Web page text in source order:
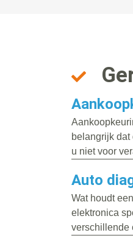
belangrijk
u niet voor
Auto
Wat houdt
elektronica
verschillende